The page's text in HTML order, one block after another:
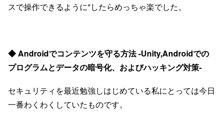
スで操作できるように"したらめっちゃ楽でした。
◆ Androidでコンテンツを守る方法 -Unity,Androidでの
プログラムとデータの暗号化、およびハッキング対策-
セキュリティを最近勉強しはじめている私にとっては今日
一番わくわくしていたものです。